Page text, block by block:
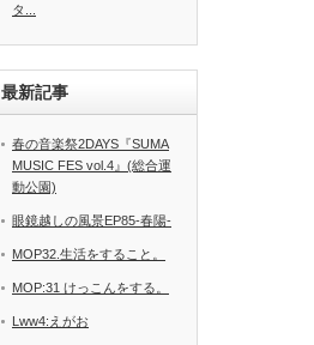
タ...
最新記事
春の音楽祭2DAYS『SUMA
MUSIC FES vol.4』(総合運
動公園)
眼鏡越しの風景EP85-春陽-
MOP32.生活をすること。
MOP:31 けっこんをする。
Lww4:えがお